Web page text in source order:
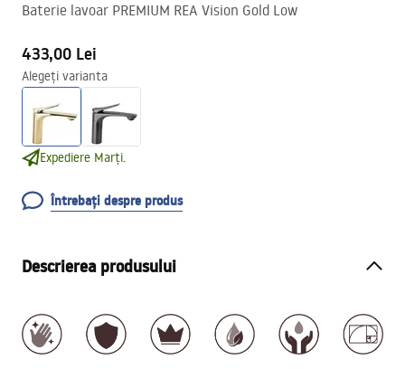
Baterie lavoar PREMIUM REA Vision Gold Low
433,00 Lei
Alegeți varianta
Expediere Marți.
Întrebați despre produs
Descrierea produsului